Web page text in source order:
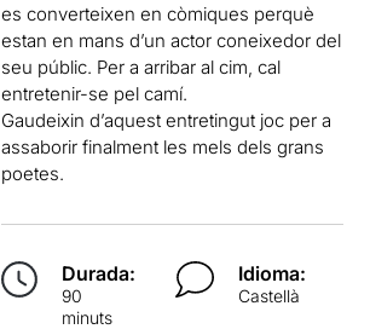
es converteixen en còmiques perquè
estan en mans d’un actor coneixedor del
seu públic. Per a arribar al cim, cal
entretenir-se pel camí.
Gaudeixin d’aquest entretingut joc per a
assaborir finalment les mels dels grans
poetes.
Durada:
90
minuts
Idioma:
Castellà